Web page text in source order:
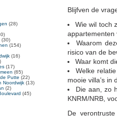
Blijfven de
Wie wil toch
appartementen
Waarom
risico van de
Waar komt
Welke
mooie villa’s in
Die aan, zo
KNRM/NRB,
De
(28)
(30)
(154)
(16)
(17)
(65)
Putte (22)
Noordwijk (13)
(2)
(45)